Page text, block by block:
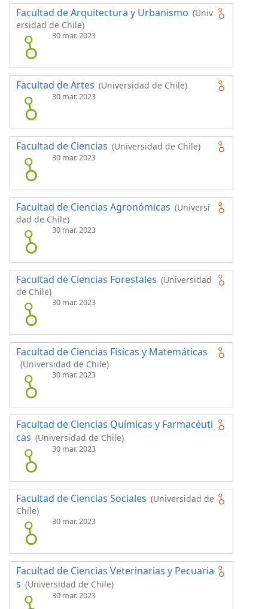
Facultad de Arquitectura y Urbanismo (Univ
ersidad de Chile)
30 mar. 2023
Facultad de Artes (Universidad de Chile)
30 mar. 2023
Facultad de Ciencias (Universidad de Chile)
30 mar. 2023
Facultad de Ciencias Agronómicas (Universi
dad de Chile)
30 mar. 2023
Facultad de Ciencias Forestales (Universidad
de Chile)
30 mar. 2023
Facultad de Ciencias Físicas y Matemáticas
(Universidad de Chile)
30 mar. 2023
Facultad de Ciencias Químicas y Farmacéuti
cas (Universidad de Chile)
30 mar. 2023
Facultad de Ciencias Sociales (Universidad de
Chile)
30 mar. 2023
Facultad de Ciencias Veterinarias y Pecuaria
s (Universidad de Chile)
30 mar. 2023